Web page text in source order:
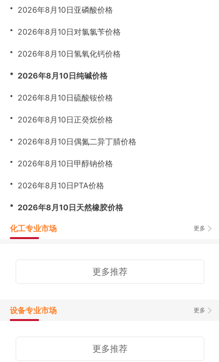
・ 2026年8月10日亚磷酸价格
・ 2026年8月10日对氯氯苄价格
・ 2026年8月10日氢氧化钙价格
・ 2026年8月10日纯碱价格
・ 2026年8月10日硫酸铵价格
・ 2026年8月10日正癸烷价格
・ 2026年8月10日偶氮二异丁腈价格
・ 2026年8月10日甲醇钠价格
・ 2026年8月10日PTA价格
・ 2026年8月10日天然橡胶价格
更多
化工专业市场
更多推荐
更多
设备专业市场
更多推荐